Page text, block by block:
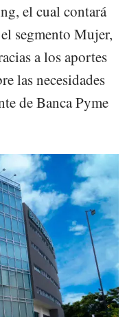
el cual contará
segmento Mujer,
a los aportes
las necesidades
de Banca Pyme